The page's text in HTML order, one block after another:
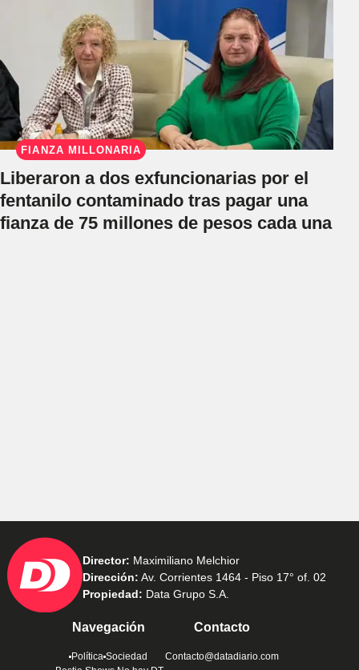
FIANZA MILLONARIA
Liberaron a dos exfuncionarias por el
fentanilo contaminado tras pagar una
fianza de 75 millones de pesos cada una
Director: Maximiliano Melchior
Dirección: Av. Corrientes 1464 - Piso 17° of. 02
Propiedad: Data Grupo S.A.
Navegación
Política Sociedad
Contacto
Contacto@datadiario.com